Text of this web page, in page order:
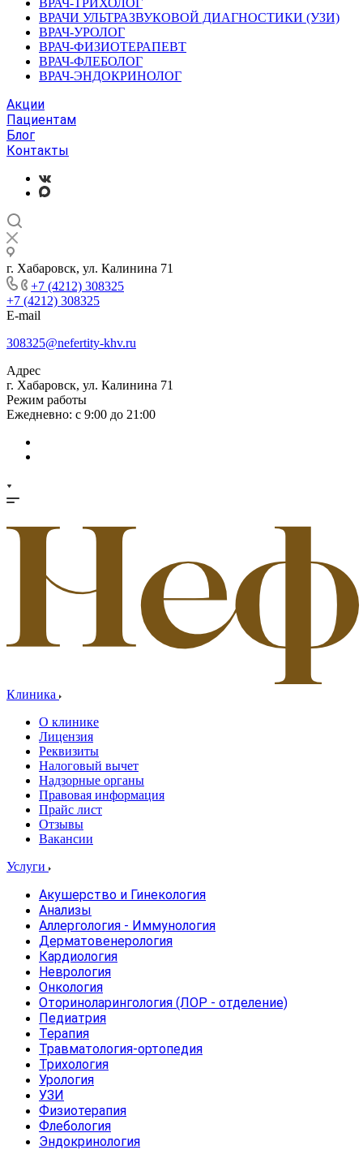
ВРАЧ-ТРИХОЛОГ
ВРАЧИ УЛЬТРАЗВУКОВОЙ ДИАГНОСТИКИ (УЗИ)
ВРАЧ-УРОЛОГ
ВРАЧ-ФИЗИОТЕРАПЕВТ
ВРАЧ-ФЛЕБОЛОГ
ВРАЧ-ЭНДОКРИНОЛОГ
Акции
Пациентам
Блог
Контакты
г. Хабаровск, ул. Калинина 71
+7 (4212) 308325
+7 (4212) 308325
E-mail
308325@nefertity-khv.ru
Адрес
г. Хабаровск, ул. Калинина 71
Режим работы
Ежедневно: с 9:00 до 21:00
Клиника
О клинике
Лицензия
Реквизиты
Налоговый вычет
Надзорные органы
Правовая информация
Прайс лист
Отзывы
Вакансии
Услуги
Акушерство и Гинекология
Анализы
Аллергология - Иммунология
Дерматовенерология
Кардиология
Неврология
Онкология
Оториноларингология (ЛОР - отделение)
Педиатрия
Терапия
Травматология-ортопедия
Трихология
Урология
УЗИ
Физиотерапия
Флебология
Эндокринология